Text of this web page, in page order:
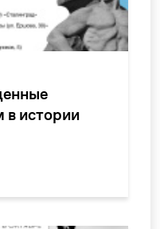
истории